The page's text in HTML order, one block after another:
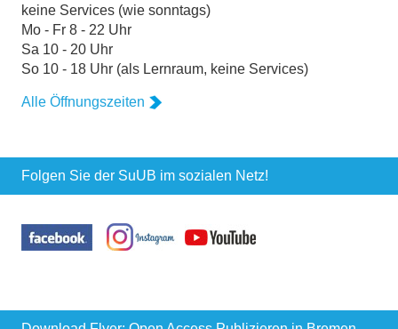
keine Services (wie sonntags)
Mo - Fr 8 - 22 Uhr
Sa 10 - 20 Uhr
So 10 - 18 Uhr (als Lernraum, keine Services)
Alle Öffnungszeiten
Folgen Sie der SuUB im sozialen Netz!